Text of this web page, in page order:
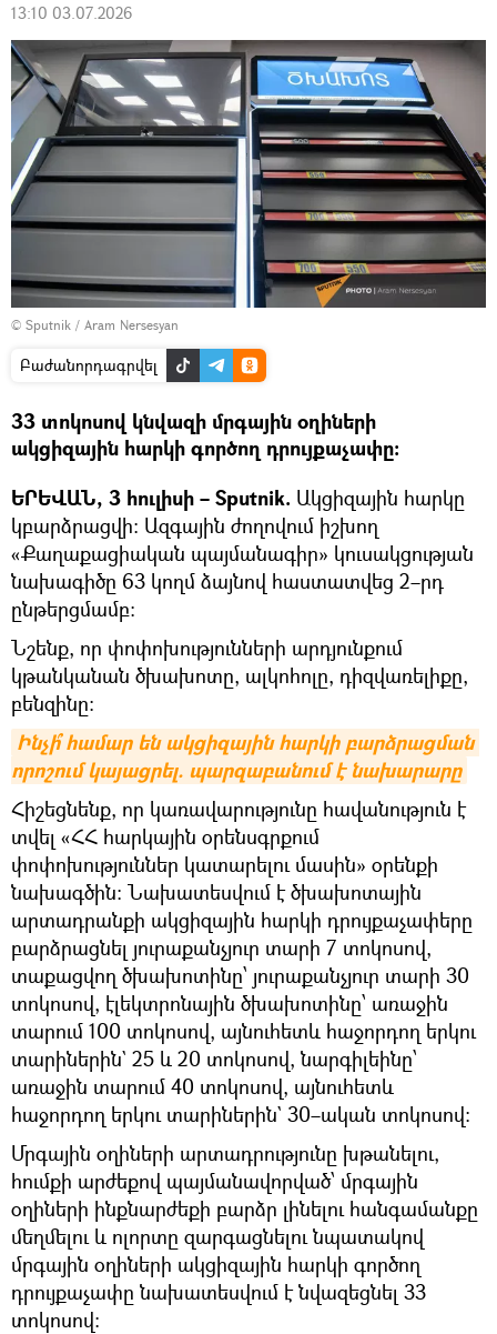
13:10 03.07.2026
© Sputnik / Aram Nersesyan
Բաժանորդագրվել
33 տոկոսով կնվազի մրգային օղիների
ակցիզային հարկի գործող դրույքաչափը։
ԵՐԵՎԱՆ, 3 հուլիսի – Sputnik. Ակցիզային հարկը
կբարձրացվի։ Ազգային ժողովում իշխող
«Քաղաքացիական պայմանագիր» կուսակցության
նախագիծը 63 կողմ ձայնով հաստատվեց 2–րդ
ընթերցմամբ։
Նշենք, որ փոփոխությունների արդյունքում
կթանկանան ծխախոտը, ալկոհոլը, դիզվառելիքը,
բենզինը:
Ինչի՞ համար են ակցիզային հարկի բարձրացման
որոշում կայացրել. պարզաբանում է նախարարը
Հիշեցնենք, որ կառավարությունը հավանություն է
տվել «ՀՀ հարկային օրենսգրքում
փոփոխություններ կատարելու մասին» օրենքի
նախագծին։ Նախատեսվում է ծխախոտային
արտադրանքի ակցիզային հարկի դրույքաչափերը
բարձրացնել յուրաքանչյուր տարի 7 տոկոսով,
տաքացվող ծխախոտինը՝ յուրաքանչյուր տարի 30
տոկոսով, էլեկտրոնային ծխախոտինը՝ առաջին
տարում 100 տոկոսով, այնուհետև հաջորդող երկու
տարիներին` 25 և 20 տոկոսով, նարգիլեինը՝
առաջին տարում 40 տոկոսով, այնուհետև
հաջորդող երկու տարիներին` 30–ական տոկոսով։
Մրգային օղիների արտադրությունը խթանելու,
հումքի արժեքով պայմանավորված՝ մրգային
օղիների ինքնարժեքի բարձր լինելու հանգամանքը
մեղմելու և ոլորտը զարգացնելու նպատակով
մրգային օղիների ակցիզային հարկի գործող
դրույքաչափը նախատեսվում է նվազեցնել 33
տոկոսով։